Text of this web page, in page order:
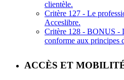
clientèle.
Critère 127 - Le
Acceslibre.
Critère 128 - BONUS -
conforme aux principes
ACCÈS ET